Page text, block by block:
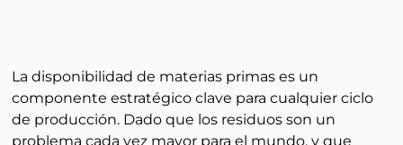
La disponibilidad de materias primas es un
componente estratégico clave para cualquier ciclo
de producción. Dado que los residuos son un
problema cada vez mayor para el mundo, y que